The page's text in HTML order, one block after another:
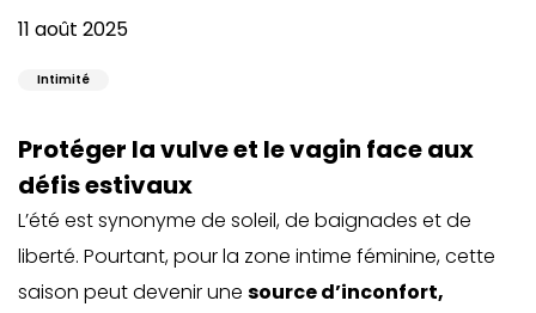
11 août 2025
Intimité
Protéger la vulve et le vagin face aux
défis estivaux
L’été est synonyme de soleil, de baignades et de
liberté. Pourtant, pour la zone intime féminine, cette
saison peut devenir une source d’inconfort,